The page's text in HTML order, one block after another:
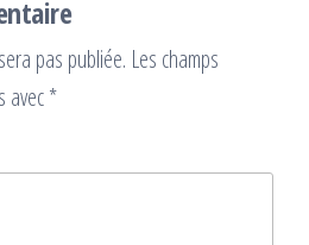
pas publiée. Les champs
avec*